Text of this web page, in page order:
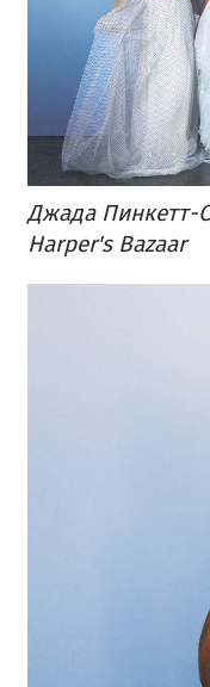
Джада Пинкетт-
Harper's Bazaar